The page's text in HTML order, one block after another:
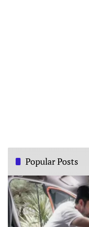
Popular Posts